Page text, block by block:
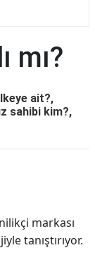
mı?
ait?,
sahibi kim?,
markası
tanıştırıyor.